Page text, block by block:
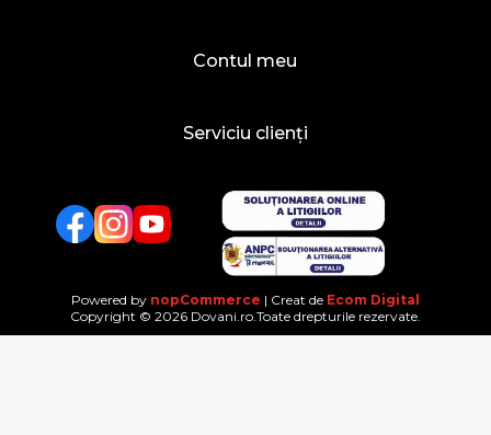
Contul meu
Serviciu clienți
FacebookTwitterYouTube
Powered by nopCommerce | Creat de Ecom Digital
Copyright © 2026 Dovani.ro.Toate drepturile rezervate.